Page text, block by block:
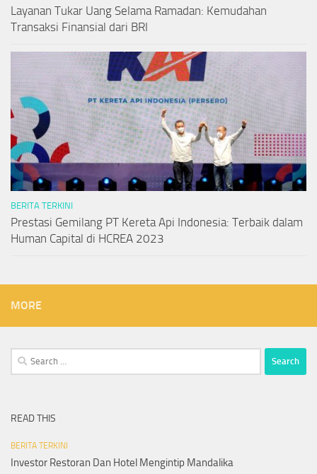
Layanan Tukar Uang Selama Ramadan: Kemudahan
Transaksi Finansial dari BRI
BERITA TERKINI
Prestasi Gemilang PT Kereta Api Indonesia: Terbaik dalam
Human Capital di HCREA 2023
MORE
Search
for:
READ THIS
BERITA TERKINI
Investor Restoran Dan Hotel Mengintip Mandalika